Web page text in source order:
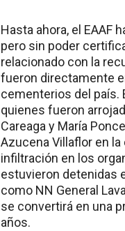
Hasta ahora, el EAAF
pero sin poder
relacionado con la
fueron directamente
cementerios del país.
quienes fueron
Careaga y María
Azucena Villaflor en la
infiltración en los
estuvieron detenidas
como NN General
se convertirá en una
años.